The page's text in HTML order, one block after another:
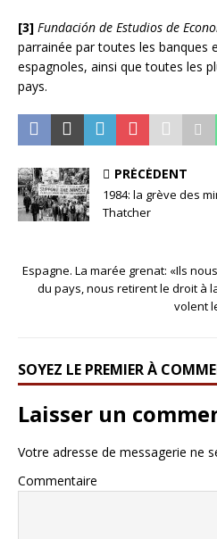
[3] Fundación de Estudios de
parrainée par toutes les banques
espagnoles, ainsi que toutes les
pays.
PRÉCÉDENT
1984: la grève des
Thatcher
Espagne. La marée grenat: «Ils
du pays, nous retirent le droit à
volent
SOYEZ LE PREMIER À
Laisser un
Votre adresse de messagerie ne
Commentaire